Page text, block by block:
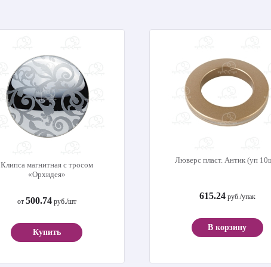
Клипса магнитная с тросом
«Орхидея»
от 500.74руб./шт
Купить
Люверс пласт. Антик (уп
615.24руб./упак
В корзину